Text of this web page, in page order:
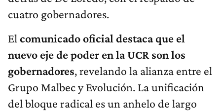
cuatro gobernadores.
El comunicado oficial destaca que el
nuevo eje de poder en la UCR son los
gobernadores, revelando la alianza entre el
Grupo Malbec y Evolución. La unificación
del bloque radical es un anhelo de largo